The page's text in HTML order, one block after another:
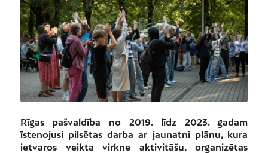
Rīgas pašvaldība no 2019. līdz 2023. gadam
īstenojusi pilsētas darba ar jaunatni plānu, kura
ietvaros veikta virkne aktivitāšu, organizētas